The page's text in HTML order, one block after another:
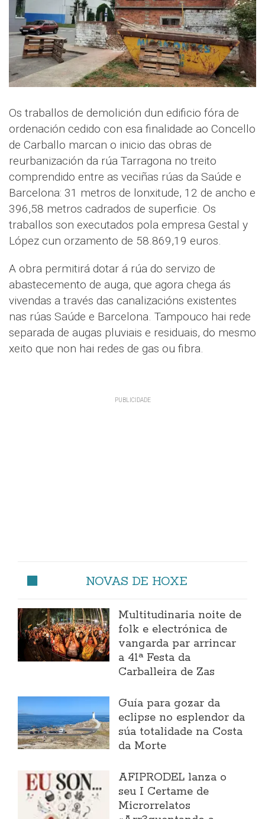
Os traballos de demolición dun edificio fóra de
ordenación cedido con esa finalidade ao Concello
de Carballo marcan o inicio das obras de
reurbanización da rúa Tarragona no treito
comprendido entre as veciñas rúas da Saúde e
Barcelona: 31 metros de lonxitude, 12 de ancho e
396,58 metros cadrados de superficie. Os
traballos son executados pola empresa Gestal y
López cun orzamento de 58.869,19 euros.
A obra permitirá dotar á rúa do servizo de
abastecemento de auga, que agora chega ás
vivendas a través das canalizacións existentes
nas rúas Saúde e Barcelona. Tampouco hai rede
separada de augas pluviais e residuais, do mesmo
xeito que non hai redes de gas ou fibra.
NOVAS DE HOXE
Multitudinaria noite de
folk e electrónica de
vangarda par arrincar
a 41ª Festa da
Carballeira de Zas
Guía para gozar da
eclipse no esplendor da
súa totalidade na Costa
da Morte
AFIPRODEL lanza o
seu I Certame de
Microrrelatos